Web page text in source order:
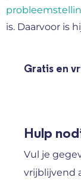
is. Daarvoor is
Gratis en
Hulp
Vul je
vrijblijvend